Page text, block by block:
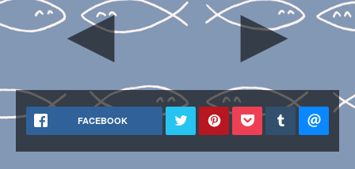
◄ ►
FACEBOOK